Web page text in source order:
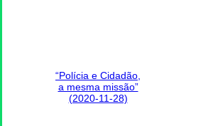
“Polícia e Cidadão,
a mesma missão”
(2020-11-28)